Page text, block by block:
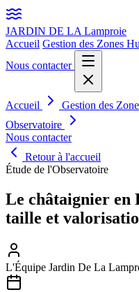
JARDIN DE LA Lamproie
Accueil Gestion des Zones
Nous contacter
Accueil Gestion des
Observatoire
Nous contacter
Retour à l'accueil
Étude de l'Observatoire
Le châtaignier en
taille et
L'Équipe Jardin De La